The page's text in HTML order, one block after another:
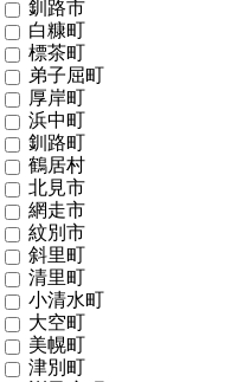
釧路市
白糠町
標茶町
弟子屈町
厚岸町
浜中町
釧路町
鶴居村
北見市
網走市
紋別市
斜里町
清里町
小清水町
大空町
美幌町
津別町